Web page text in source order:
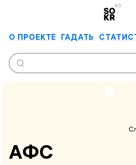
6.0
О ПРОЕКТЕ ГАДАТЬ
АФС